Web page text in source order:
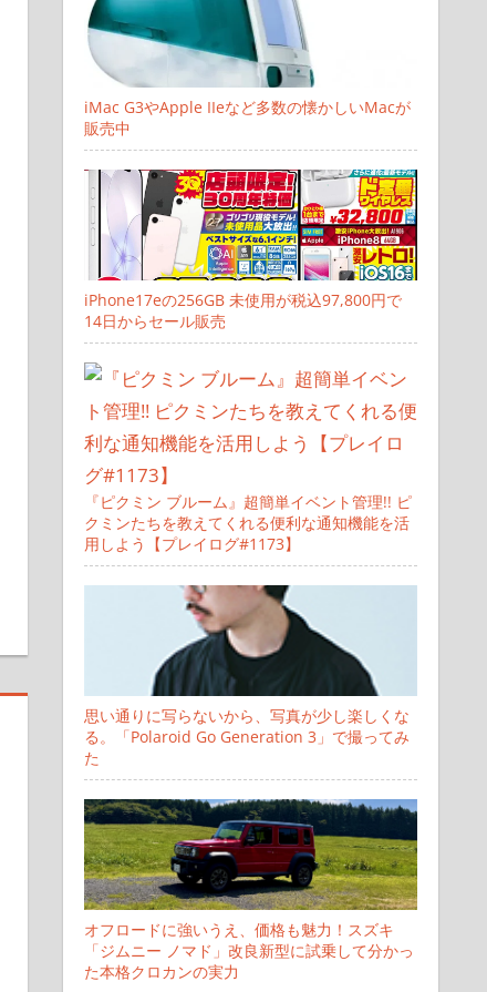
iMac G3やApple IIeなど多数の懐かしいMacが
販売中
iPhone17eの256GB 未使用が税込97,800円で
14日からセール販売
『ピクミン ブルーム』超簡単イベント管理!! ピ
クミンたちを教えてくれる便利な通知機能を活
用しよう【プレイログ#1173】
思い通りに写らないから、写真が少し楽しくな
る。「Polaroid Go Generation 3」で撮ってみ
た
オフロードに強いうえ、価格も魅力！スズキ
「ジムニー ノマド」改良新型に試乗して分かっ
た本格クロカンの実力